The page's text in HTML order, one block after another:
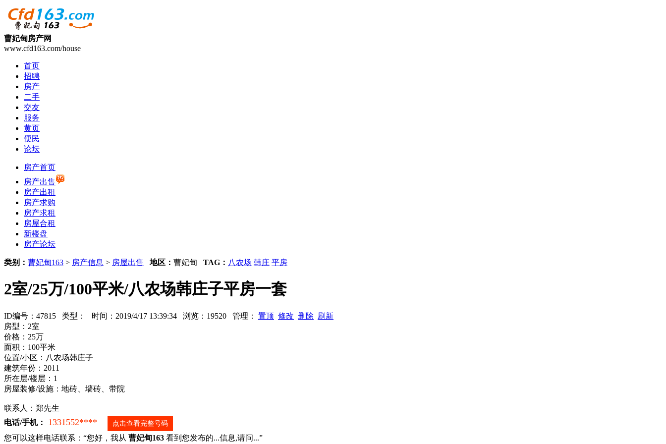
曹妃甸房产网
www.cfd163.com/house
首页
招聘
房产
二手
交友
服务
黄页
便民
论坛
房产首页
房产出售
房产出租
房产求购
房产求租
房屋合租
新楼盘
房产论坛
类别： 曹妃甸163 > 房产信息 > 房屋出售 地区： 曹妃甸 TAG： 八农场 韩庄 平房
2室/25万/100平米/八农场韩庄子平房一套
ID编号：47815 类型： 时间：2019/4/17 13:39:34 浏览：19520 管理： 置顶 修改 删除 刷新
房型：2室
价格：25万
面积：100平米
位置/小区：八农场韩庄子
建筑年份：2011
所在层/楼层：1
房屋装修/设施：地砖、墙砖、带院
联系人：郑先生
电话/手机：
1331552**** 点击查看完整号码
您可以这样电话联系：“您好，我从 曹妃甸163 看到您发布的...信息,请问...”